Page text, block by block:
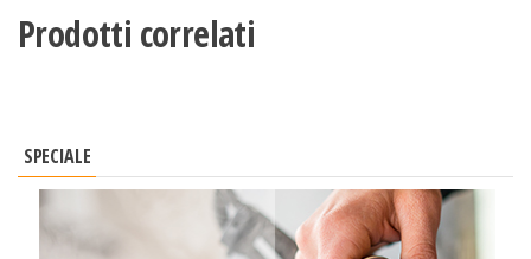
Prodotti correlati
SPECIALE